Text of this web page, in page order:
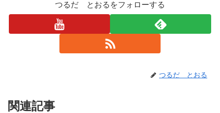
つるだ とおるをフォローする
つるだ とおる
関連記事